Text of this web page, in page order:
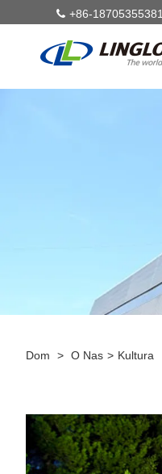
+86-18705355381
Dom > O Nas > Kultura